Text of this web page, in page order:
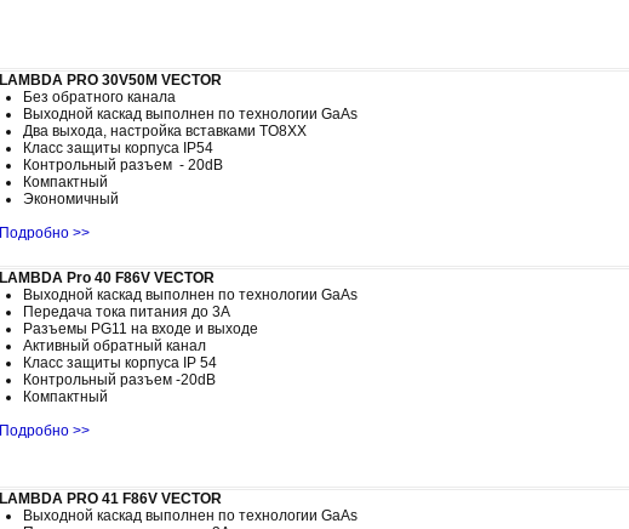
LAMBDA PRO 30V50M VECTOR
Без обратного канала
Выходной каскад выполнен по технологии GaAs
Два выхода, настройка вставками TO8XX
Класс защиты корпуса IP54
Контрольный разъем - 20dB
Компактный
Экономичный
Подробно >>
LAMBDA Pro 40 F86V VECTOR
Выходной каскад выполнен по технологии GaAs
Передача тока питания до 3A
Разъемы PG11 на входе и выходе
Активный обратный канал
Класс защиты корпуса IP 54
Контрольный разъем -20dB
Компактный
Подробно >>
LAMBDA PRO 41 F86V VECTOR
Выходной каскад выполнен по технологии GaAs